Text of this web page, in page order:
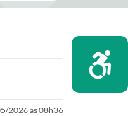
2026 às 08h36